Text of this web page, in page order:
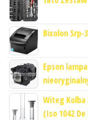
Bixolon Srp-
Epson
Witeg Kolba
(Iso 1042